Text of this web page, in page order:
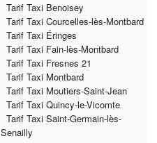
Tarif Taxi Benoisey
Tarif Taxi Courcelles-lès-Montbard
Tarif Taxi Éringes
Tarif Taxi Fain-lès-Montbard
Tarif Taxi Fresnes 21
Tarif Taxi Montbard
Tarif Taxi Moutiers-Saint-Jean
Tarif Taxi Quincy-le-Vicomte
Tarif Taxi Saint-Germain-lès-
Senailly